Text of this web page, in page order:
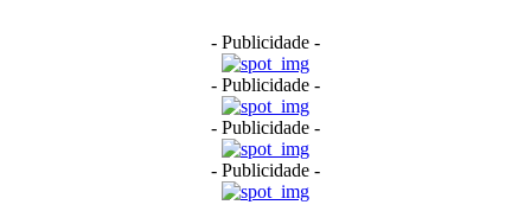
- Publicidade -
- Publicidade -
- Publicidade -
- Publicidade -